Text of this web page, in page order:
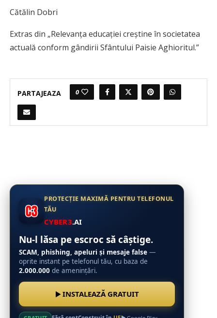
Cătălin Dobri
Extras din „Relevanţa educaţiei creştine în societatea
actuală conform gândirii Sfântului Paisie Aghioritul.”
PARTAJEAZA 0
PROTECȚIE MAXIMĂ PENTRU TELEFONUL
TĂU
CYBER3.AI
Nu-l lăsa pe escroc să câștige.
SCAM, phishing, apeluri și mesaje false —
oprite instant pe telefonul tău, cu baza de
2.000.000 de amenințări.
INSTALEAZĂ GRATUIT